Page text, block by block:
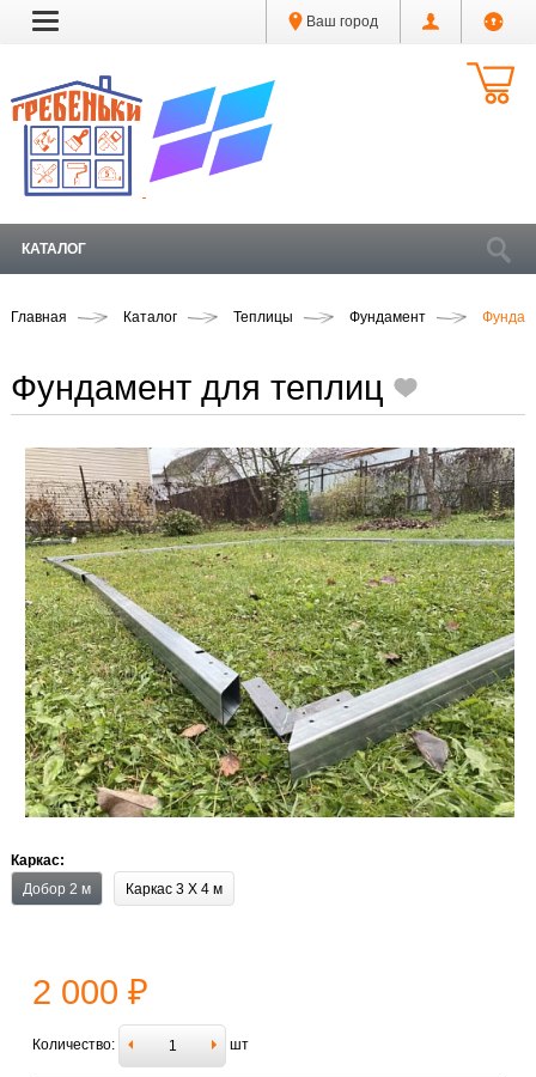
Ваш город
КАТАЛОГ
Главная Каталог Теплицы Фундамент
Фундамент для теплиц
Каркас:
Добор 2 м
Каркас 3 X 4 м
2 000 ₽
Количество: шт